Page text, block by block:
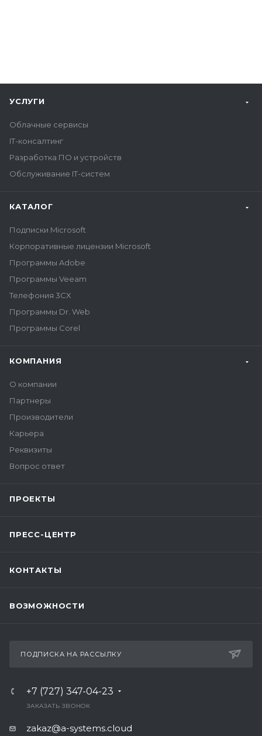
УСЛУГИ
Облачные сервисы
IT-консалтинг
Разработка ПО и устройств
Обслуживание IT-систем
КАТАЛОГ
Подписки Microsoft
Корпоративные лицензии Microsoft
Программы Adobe
Программы Veeam
Телефония 3CX
Программы Dr. Web
Программы Corel
КОМПАНИЯ
О компании
Партнеры
Производители
Карьера
Реквизиты
Вопрос ответ
ПРОЕКТЫ
ПРЕСС-ЦЕНТР
КОНТАКТЫ
ВОЗМОЖНОСТИ
ПОДПИСКА НА РАССЫЛКУ
+7 (727) 347-04-23
ЗАКАЗАТЬ ЗВОНОК
zakaz@a-systems.cloud